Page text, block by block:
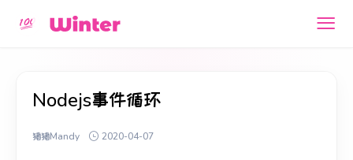
Nodejs事件循环
猪猪Mandy 2020-04-07